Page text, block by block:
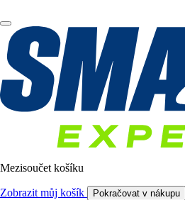
Mezisoučet košíku
Zobrazit můj košík Pokračovat v nákupu